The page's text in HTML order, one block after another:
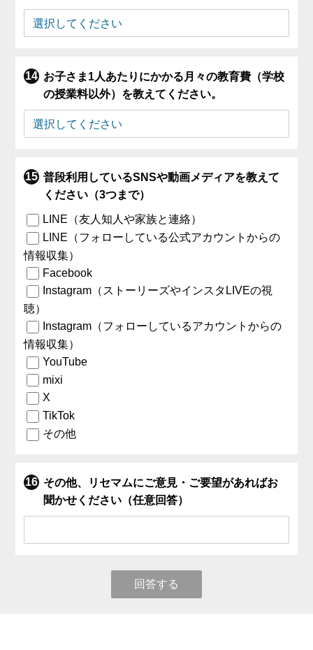
お子さま1人あたりにかかる月々の教育費（学校
の授業料以外）を教えてください。
普段利用しているSNSや動画メディアを教えて
ください（3つまで）
LINE（友人知人や家族と連絡）
LINE（フォローしている公式アカウントからの
情報収集）
Facebook
Instagram（ストーリーズやインスタLIVEの視
聴）
Instagram（フォローしているアカウントからの
情報収集）
YouTube
mixi
X
TikTok
その他
その他、リセマムにご意見・ご要望があればお
聞かせください（任意回答）
回答する